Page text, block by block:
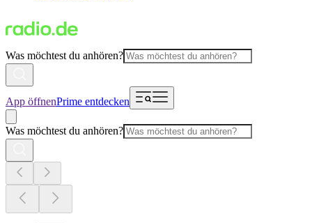
Was möchtest du anhören?
App öffnenPrime entdecken
Was möchtest du anhören?